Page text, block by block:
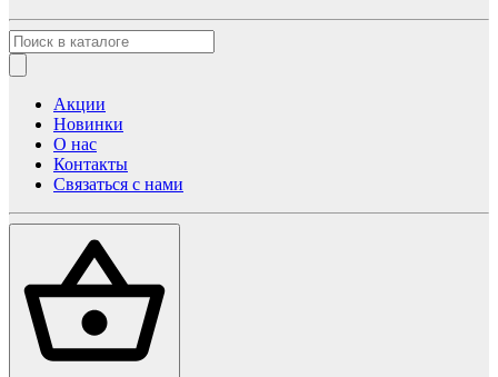
Акции
Новинки
О нас
Контакты
Связаться с нами